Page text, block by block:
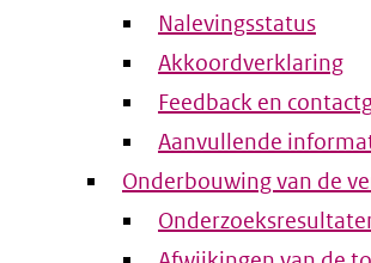
Nalevingsstatus
Akkoordverklaring
Feedback en
Aanvullende
Onderbouwing van de